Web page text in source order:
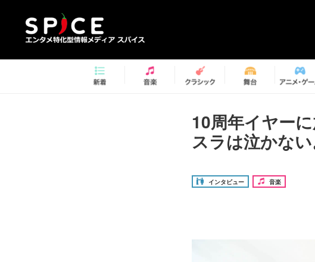
10周年イヤー
スラは泣かな
インタビュー 音楽